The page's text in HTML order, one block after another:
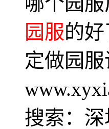
园服的
定做园
搜索：